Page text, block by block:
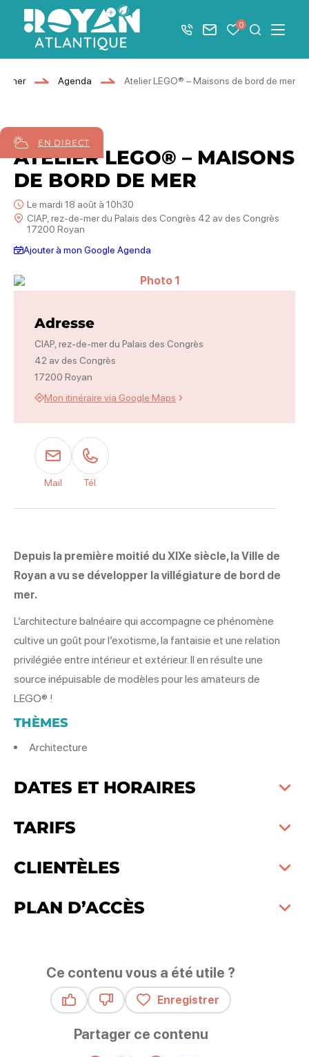
Afficher la barre de navigation du mode éco
Royan Atlantique
+33 5 46 08 21 00
Nous contacter
Mes favoris
0 JeMenu
Agenda Atelier LEGO® – Maisons de bord de mer
EN DIRECT
18 août 2026
ATELIER LEGO® – MAISONS
DE BORD DE MER
Le mardi 18 août à 10h30
CIAP, rez-de-mer du Palais des Congrès 42 av des Congrès
17200 Royan
Ajouter à mon Google Agenda
Depuis la première moitié du XIXe siècle, la Ville de
Royan a vu se développer la villégiature de bord de
mer.
L’architecture balnéaire qui accompagne ce phénomène
cultive un goût pour l’exotisme, la fantaisie et une relation
privilégiée entre intérieur et extérieur. Il en résulte une
source inépuisable de modèles pour les amateurs de
LEGO® !
THÈMES
Architecture
DATES ET HORAIRES
TARIFS
CLIENTÈLES
PLAN D’ACCÈS
Photo 1
Adresse
CIAP, rez-de-mer du Palais des Congrès
42 av des Congrès
17200 Royan
Mon itinéraire via Google Maps
Mail Tél.
Ce contenu vous a été utile ?
Enregistrer
Partager ce contenu